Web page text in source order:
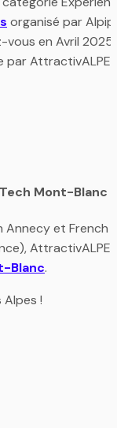
organisé par
vous en Avril 2025
par AttractivALPES
Mont-Blanc
Annecy et French
AttractivALPES
Blanc.
!